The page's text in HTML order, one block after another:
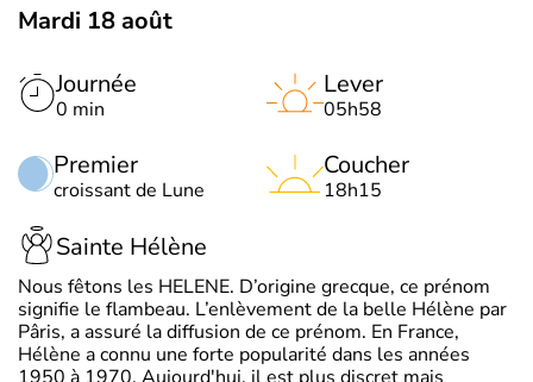
Mardi 18 août
Journée
0 min
Premier
croissant de Lune
Lever
05h58
Coucher
18h15
Sainte Hélène
Nous fêtons les HELENE. D’origine grecque, ce prénom
signifie le flambeau. L’enlèvement de la belle Hélène par
Pâris, a assuré la diffusion de ce prénom. En France,
Hélène a connu une forte popularité dans les années